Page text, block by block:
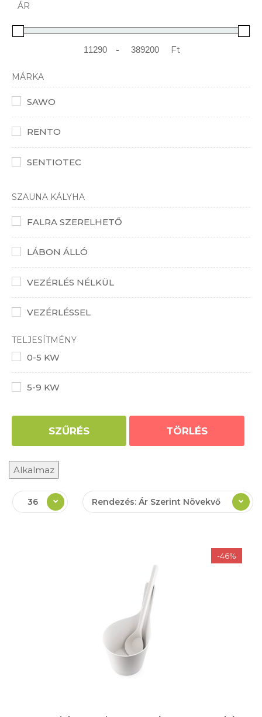
ÁR
- Ft
MÁRKA
SAWO
RENTO
SENTIOTEC
SZAUNA KÁLYHA
FALRA SZERELHETŐ
LÁBON ÁLLÓ
VEZÉRLÉS NÉLKÜL
VEZÉRLÉSSEL
TELJESÍTMÉNY
0-5 KW
5-9 KW
SZŰRÉS TÖRLÉS
Alkalmaz
Rendezés: Ár Szerint Növekvő
36
-46%